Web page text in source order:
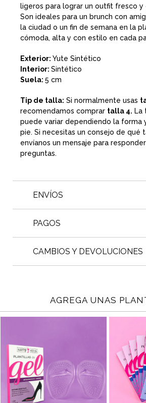
ligeros para lograr un outfit fresco y
Son ideales para un brunch con
la ciudad o un fin de semana en la
cómoda, alta y con estilo en cada
Exterior: Yute Sintético
Interior: Sintético
Suela: 5 cm
Tip de talla: Si normalmente usas
recomendamos comprar talla 4. La
puede variar dependiendo la forma
pie. Si necesitas un consejo de qué
envíanos un mensaje para
preguntas.
ENVÍOS
PAGOS
CAMBIOS Y DEVOLUCIONES
AGREGA UNAS